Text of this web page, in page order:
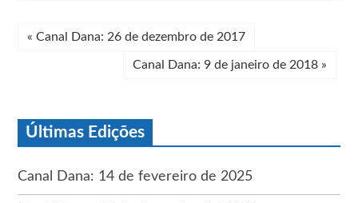
« Canal Dana: 26 de dezembro de 2017
Canal Dana: 9 de janeiro de 2018 »
Últimas Edições
Canal Dana: 14 de fevereiro de 2025